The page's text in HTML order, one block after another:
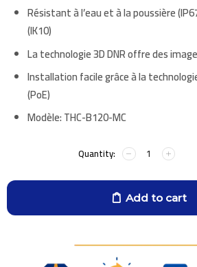
Résistant à l’eau et à la poussière
(IK10)
La technologie 3D DNR offre des
Installation facile grâce à la
(PoE)
Modèle:THC-B120-MC
Add to cart